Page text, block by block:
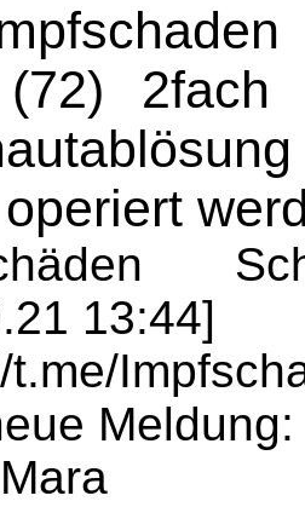
2fach
13:44]
t.me/
Meldung: